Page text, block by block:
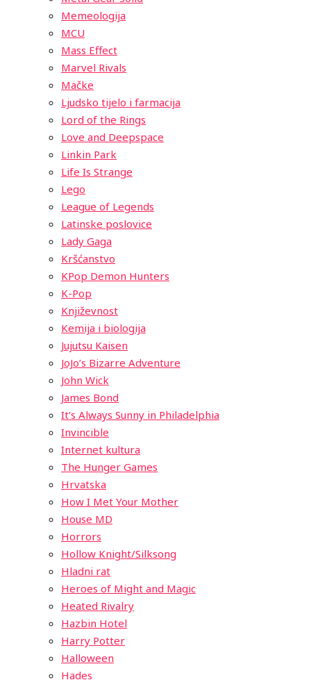
Memeologija
MCU
Mass Effect
Marvel Rivals
Mačke
Ljudsko tijelo i farmacija
Lord of the Rings
Love and Deepspace
Linkin Park
Life Is Strange
Lego
League of Legends
Latinske poslovice
Lady Gaga
Kršćanstvo
KPop Demon Hunters
K-Pop
Književnost
Kemija i biologija
Jujutsu Kaisen
JoJo’s Bizarre Adventure
John Wick
James Bond
It’s Always Sunny in Philadelphia
Invincible
Internet kultura
The Hunger Games
Hrvatska
How I Met Your Mother
House MD
Horrors
Hollow Knight/Silksong
Hladni rat
Heroes of Might and Magic
Heated Rivalry
Hazbin Hotel
Harry Potter
Halloween
Hades